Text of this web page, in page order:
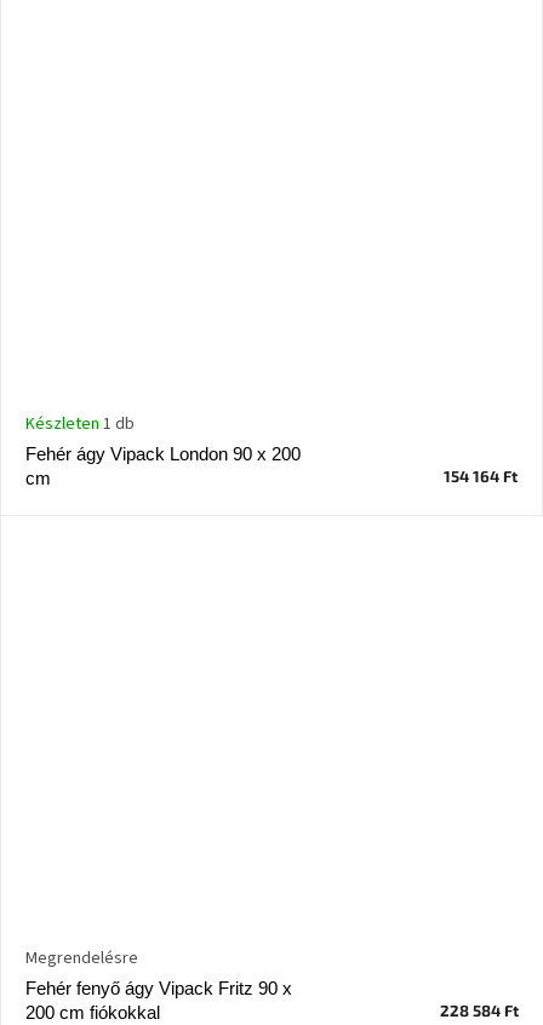
Fehér ágy Vipack London 90 x 200
cm
Készleten 1 db
154 164 Ft
Fehér fenyő ágy Vipack Fritz 90 x
200 cm fiókokkal
Megrendelésre
228 584 Ft